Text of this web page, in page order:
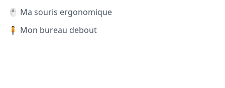
🖱️ Ma souris ergonomique
🧍 Mon bureau debout